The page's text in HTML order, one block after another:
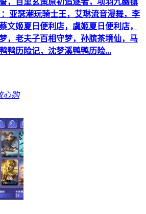
，百里玄策原初追逐者，项羽九幽镇
亚瑟潮玩骑士王，艾琳流音漫舞，李
文姬夏日便利店，虞姬夏日便利店，
，老夫子百相守梦，孙膑茶境仙，马
鸭历险记，沈梦溪鸭鸭历险...
心购